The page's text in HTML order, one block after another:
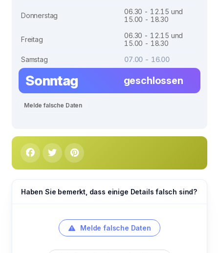
Donnerstag
06.30 - 12.15 und
15.00 - 18.30
Freitag
06.30 - 12.15 und
15.00 - 18.30
Samstag
07.00 - 16.00
Sonntag geschlossen
Melde falsche Daten
Haben Sie bemerkt, dass einige Details falsch sind?
Melde falsche Daten